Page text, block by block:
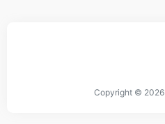
Copyright © 2026